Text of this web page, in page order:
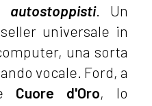
. Un
universale in
una sorta
vocale. Ford, a
Cuore d'Oro, lo